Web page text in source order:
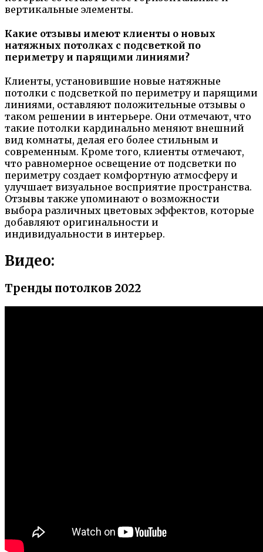
вертикальные элементы.
Какие отзывы имеют клиенты о новых
натяжных потолках с подсветкой по
периметру и парящими линиями?
Клиенты, установившие новые натяжные
потолки с подсветкой по периметру и парящими
линиями, оставляют положительные отзывы о
таком решении в интерьере. Они отмечают, что
такие потолки кардинально меняют внешний
вид комнаты, делая его более стильным и
современным. Кроме того, клиенты отмечают,
что равномерное освещение от подсветки по
периметру создает комфортную атмосферу и
улучшает визуальное восприятие пространства.
Отзывы также упоминают о возможности
выбора различных цветовых эффектов, которые
добавляют оригинальности и
индивидуальности в интерьер.
Видео:
Тренды потолков 2022